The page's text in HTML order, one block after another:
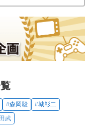
#森岡毅
#城彰二
武